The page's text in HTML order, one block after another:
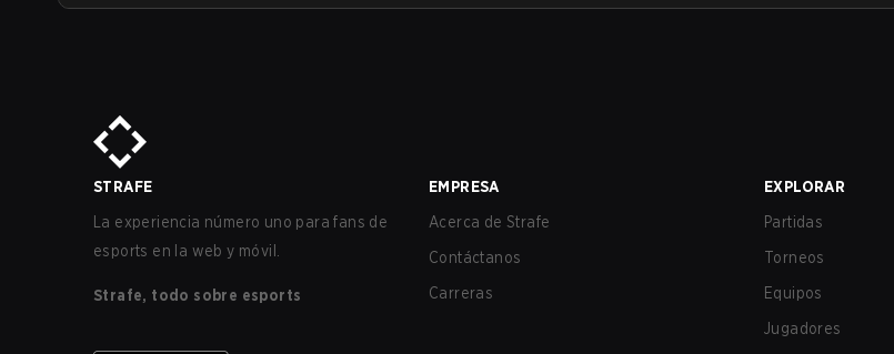
STRAFE
La experiencia número uno para fans de
esports en la web y móvil.
Strafe, todo sobre esports
EMPRESA
Acerca de Strafe
Contáctanos
Carreras
EXPLORAR
Partidas
Torneos
Equipos
Jugadores